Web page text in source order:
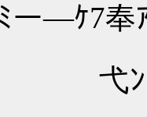
―ｹ7奉ｱ
弋ﾝ /